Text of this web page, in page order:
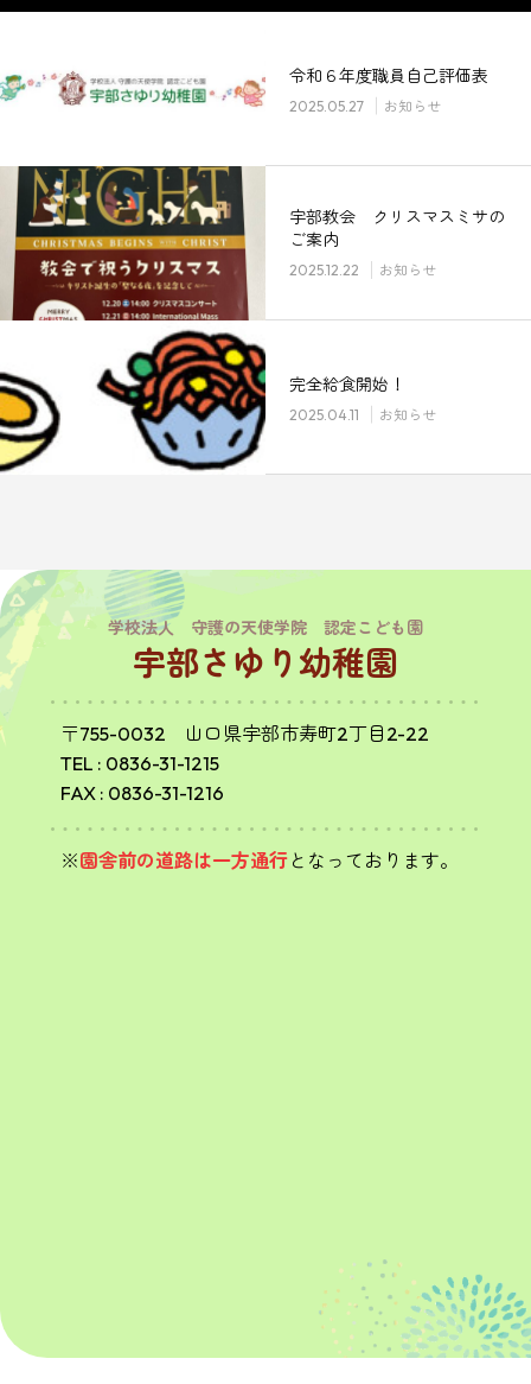
令和６年度職員自己評価表
2025.05.27 お知らせ
宇部教会 クリスマスミサの
ご案内
2025.12.22 お知らせ
完全給食開始！
2025.04.11 お知らせ
学校法人 守護の天使学院 認定こども園
宇部さゆり幼稚園
〒755-0032 山口県宇部市寿町2丁目2-22
TEL : 0836-31-1215
FAX : 0836-31-1216
※園舎前の道路は一方通行となっております。